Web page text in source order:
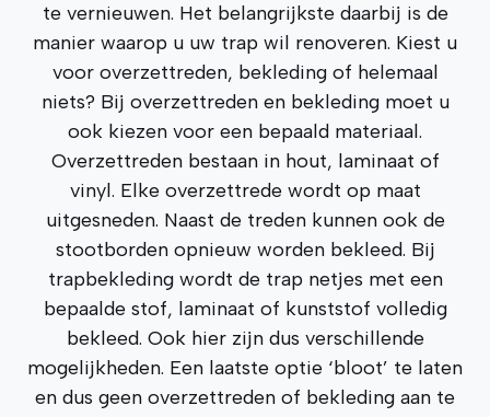
te vernieuwen. Het belangrijkste daarbij is de
manier waarop u uw trap wil renoveren. Kiest u
voor overzettreden, bekleding of helemaal
niets? Bij overzettreden en bekleding moet u
ook kiezen voor een bepaald materiaal.
Overzettreden bestaan in hout, laminaat of
vinyl. Elke overzettrede wordt op maat
uitgesneden. Naast de treden kunnen ook de
stootborden opnieuw worden bekleed. Bij
trapbekleding wordt de trap netjes met een
bepaalde stof, laminaat of kunststof volledig
bekleed. Ook hier zijn dus verschillende
mogelijkheden. Een laatste optie ‘bloot’ te laten
en dus geen overzettreden of bekleding aan te